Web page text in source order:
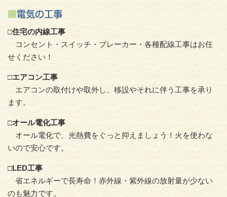
■電気の工事
□住宅の内線工事
コンセント・スイッチ・ブレーカー・各種配線工事はお任
せください！
□エアコン工事
エアコンの取付けや取外し、移設やそれに伴う工事を承り
ます。
□オール電化工事
オール電化で、光熱費をぐっと抑えましょう！火を使わな
いので安心です。
□LED工事
省エネルギーで長寿命！赤外線・紫外線の放射量が少ない
のも魅力です。